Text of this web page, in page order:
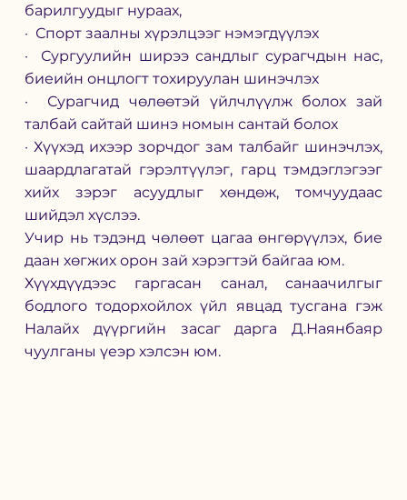
барилгуудыг нураах,
·  Спорт заалны хүрэлцээг нэмэгдүүлэх
·  Сургуулийн ширээ сандлыг сурагчдын нас,
биеийн онцлогт тохируулан шинэчлэх
·  Сурагчид чөлөөтэй үйлчлүүлж болох зай
талбай сайтай шинэ номын сантай болох
· Хүүхэд ихээр зорчдог зам талбайг шинэчлэх,
шаардлагатай гэрэлтүүлэг, гарц тэмдэглэгээг
хийх зэрэг асуудлыг хөндөж, томчуудаас
шийдэл хүслээ.
Учир нь тэдэнд чөлөөт цагаа өнгөрүүлэх, бие
даан хөгжих орон зай хэрэгтэй байгаа юм.
Хүүхдүүдээс гаргасан санал, санаачилгыг
бодлого тодорхойлох үйл явцад тусгана гэж
Налайх дүүргийн засаг дарга Д.Наянбаяр
чуулганы үеэр хэлсэн юм.